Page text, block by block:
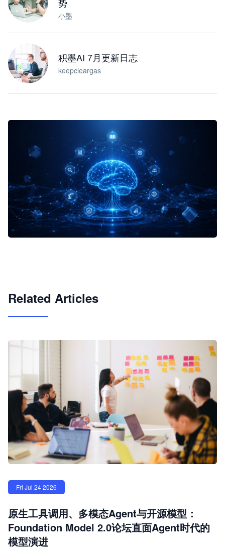
小墨
积墨AI 7月更新日志
keepcleargas
Related Articles
Fri Jul 24 2026
原生工具调用、多模态Agent与开源模型：
Foundation Model 2.0论坛直面Agent时代的
模型演进